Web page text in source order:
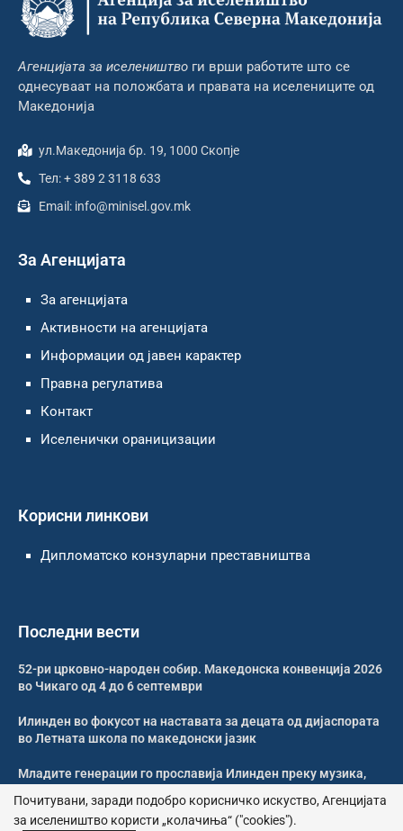
Агенцијата за иселеништво ги врши работите што се
однесуваат на положбата и правата на иселениците од
Македонија
ул.Македонија бр. 19, 1000 Скопје
Тел: + 389 2 3118 633
Email: info@minisel.gov.mk
За Агенцијата
За агенцијата
Активности на агенцијата
Информации од јавен карактер
Правна регулатива
Контакт
Иселенички ораницизации
Корисни линкови
Дипломатско конзуларни преставништва
Последни вести
52-ри црковно-народен собир. Македонска конвенција 2026
во Чикаго од 4 до 6 септември
Илинден во фокусот на наставата за децата од дијаспората
во Летната школа по македонски јазик
Младите генерации го прославија Илинден преку музика,
Свечено и молитвено одбележан Илинден во Џилонг
Почитувани, заради подобро корисничко искуство, Агенцијата
за иселеништво користи „колачиња“ ("cookies").